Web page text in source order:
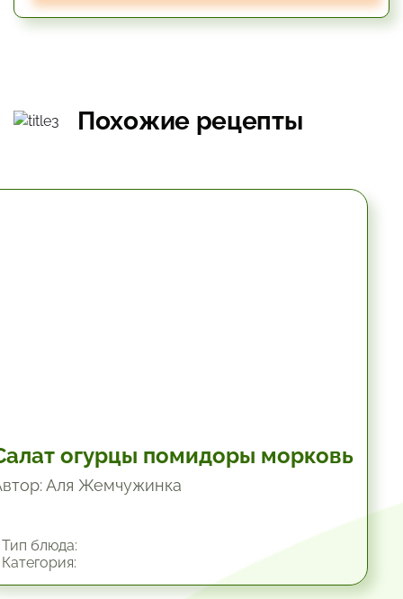
Похожие рецепты
огурцы помидоры морковь
Аля Жемчужинка
блюда: